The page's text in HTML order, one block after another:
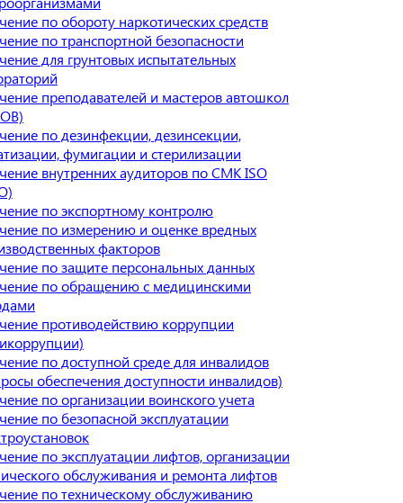
по обороту наркотических средств
по транспортной безопасности
для грунтовых испытательных
преподавателей и мастеров автошкол
по дезинфекции, дезинсекции,
фумигации и стерилизации
внутренних аудиторов по СМК ISO
по экспортному контролю
по измерению и оценке вредных
факторов
по защите персональных данных
по обращению с медицинскими
противодействию коррупции
по доступной среде для инвалидов
обеспечения доступности инвалидов)
по организации воинского учета
по безопасной эксплуатации
по эксплуатации лифтов, организации
обслуживания и ремонта лифтов
по техническому обслуживанию